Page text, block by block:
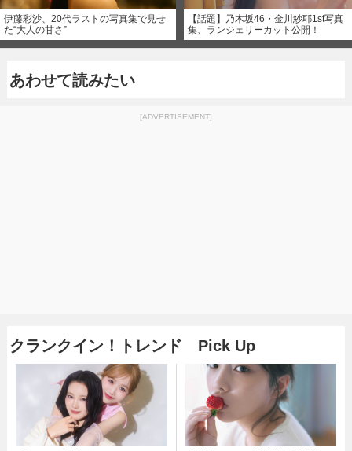
伊藤彩沙、20代ラストの写真集で見せ
た“大人の甘さ”
【話題】乃木坂46・金川紗耶1st写真
集、ランジェリーカット公開！
あわせて読みたい
[ADVERTISEMENT]
クランクイン！トレンド Pick Up